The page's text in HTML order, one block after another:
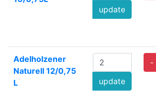
update
Adelholzener
Naturell 12/0,75
L
update
-